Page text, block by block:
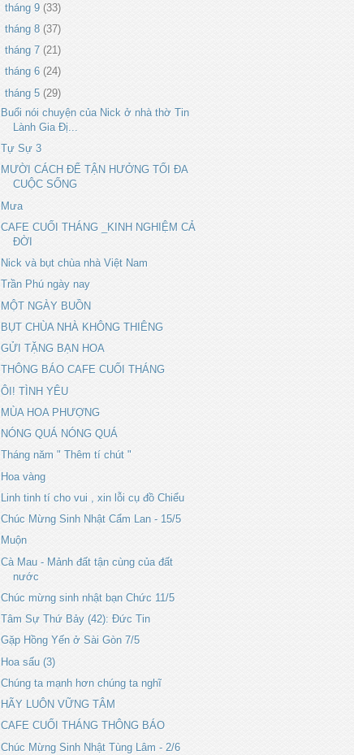
tháng 9 (33)
tháng 8 (37)
tháng 7 (21)
tháng 6 (24)
tháng 5 (29)
Buổi nói chuyện của Nick ở nhà thờ Tin
Lành Gia Đị...
Tự Sự 3
MƯỜI CÁCH ĐỂ TẬN HƯỞNG TỐI ĐA
CUỘC SỐNG
Mưa
CAFE CUỐI THÁNG _KINH NGHIỆM CẢ
ĐỜI
Nick và bụt chùa nhà Việt Nam
Trần Phú ngày nay
MỘT NGÀY BUỒN
BỤT CHÙA NHÀ KHÔNG THIÊNG
GỬI TẶNG BẠN HOA
THÔNG BÁO CAFE CUỐI THÁNG
ÔI! TÌNH YÊU
MÙA HOA PHƯỢNG
NÓNG QUÁ NÓNG QUÁ
Tháng năm " Thêm tí chút "
Hoa vàng
Linh tinh tí cho vui , xin lỗi cụ đồ Chiểu
Chúc Mừng Sinh Nhật Cẩm Lan - 15/5
Muộn
Cà Mau - Mảnh đất tận cùng của đất
nước
Chúc mừng sinh nhật bạn Chức 11/5
Tâm Sự Thứ Bảy (42): Đức Tin
Gặp Hồng Yến ở Sài Gòn 7/5
Hoa sấu (3)
Chúng ta mạnh hơn chúng ta nghĩ
HÃY LUÔN VỮNG TÂM
CAFE CUỐI THÁNG THÔNG BÁO
Chúc Mừng Sinh Nhật Tùng Lâm - 2/6